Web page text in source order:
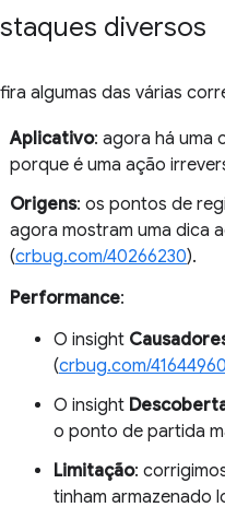
diversos
algumas das várias
Aplicativo: agora há uma
porque é uma ação
Origens: os pontos de
agora mostram uma dica
(crbug.com/40266230).
Performance:
O insight
(crbug.com/
O insight
o ponto de partida
Limitação:
tinham armazenado